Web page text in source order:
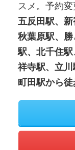
スメ。予約変
五反田駅、新
秋葉原駅、
駅、北千住
祥寺駅、立川
町田駅から徒